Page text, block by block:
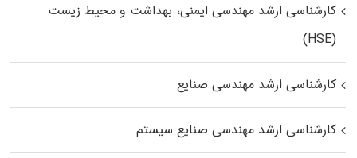
کارشناسی ارشد مهندسی ایمنی، بهداشت و محیط زیست
(HSE)
کارشناسی ارشد مهندسی صنایع
کارشناسی ارشد مهندسی صنایع سیستم